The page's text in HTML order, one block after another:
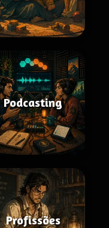
Podcasting
Profissões